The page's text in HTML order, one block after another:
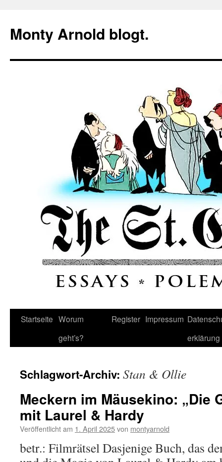
springen
Monty Arnold blogt.
Startseite Worum
geht’s?
Register Impressum
erklärung
Schlagwort-Archiv: Stan & Ollie
Meckern im Mäusekino: „Die
mit Laurel & Hardy
Veröffentlicht am 1. April 2025von montyarnold
betr.: Filmrätsel Dasjenige Buch, das